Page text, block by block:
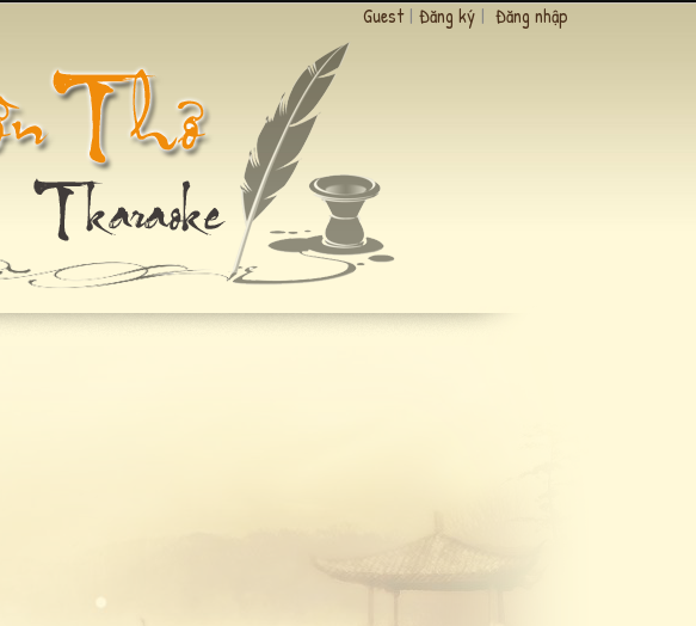
Guest | Đăng ký | Đăng nhập